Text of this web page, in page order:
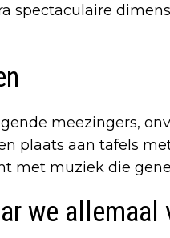
spectaculaire
meezingers,
plaats aan tafels
met muziek die
we allemaal